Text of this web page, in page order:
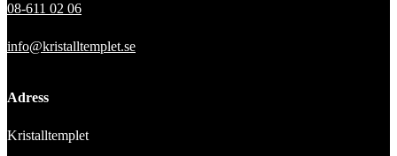
08-611 02 06
info@kristalltemplet.se
Adress
Kristalltemplet